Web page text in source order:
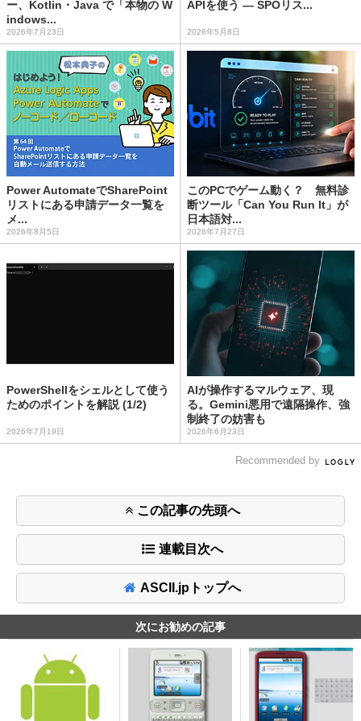
ー、Kotlin・Java で「本物の W
indows...
2026年7月23日
APIを使う ― SPOリス...
2026年5月8日
Power AutomateでSharePoint
リストにある申請データ一覧を
メ...
2026年8月5日
このPCでゲーム動く？ 無料診
断ツール「Can You Run It」が
日本語対...
2026年7月27日
PowerShellをシェルとして使う
ためのポイントを解説 (1/2)
2026年7月19日
AIが操作するマルウェア、現
る。Gemini悪用で遠隔操作、強
制終了の妨害も
2026年6月23日
Recommended by
この記事の先頭へ
連載目次へ
ASCII.jpトップへ
次にお勧めの記事